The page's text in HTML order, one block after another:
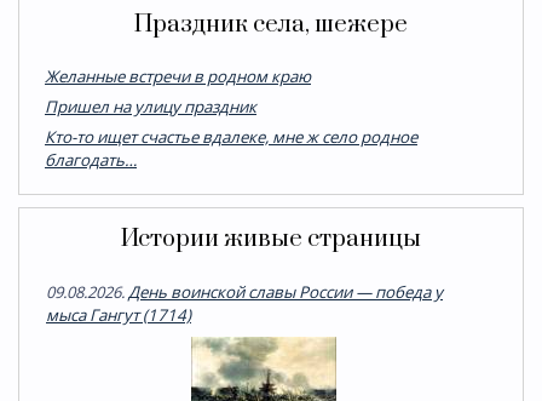
Праздник села, шежере
Желанные встречи в родном краю
Пришел на улицу праздник
Кто-то ищет счастье вдалеке, мне ж село родное
благодать…
Истории живые страницы
09.08.2026.День воинской славы России — победа у
мыса Гангут (1714)